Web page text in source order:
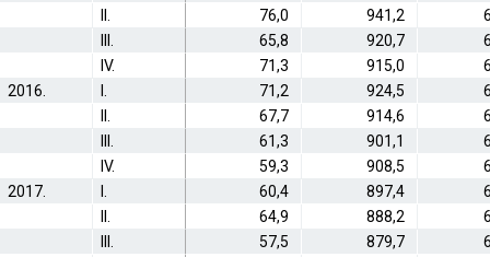
76,0 941,2
65,8 920,7
IV.
71,3 915,0
2016.
71,2 924,5
67,7 914,6
61,3 901,1
IV.
59,3 908,5
2017.
60,4 897,4
64,9 888,2
57,5 879,7